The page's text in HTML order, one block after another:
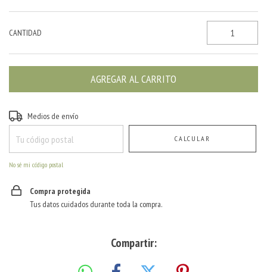
CANTIDAD
Entregas para el CP:
Medios de envío
CALCULAR
No sé mi código postal
Compra protegida
Tus datos cuidados durante toda la compra.
Compartir: